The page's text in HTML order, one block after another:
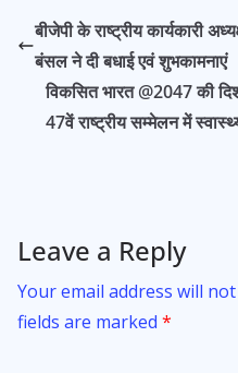
b
o
o
k
s
A
p
p
er l
बीजेपी के राष्ट्रीय कार्यकारी
बंसल ने दी बधाई एवं शुभकामनाएं
विकसित भारत @2047 की
47वें राष्ट्रीय सम्मेलन में
Leave a Reply
Your email address will
fields are marked *